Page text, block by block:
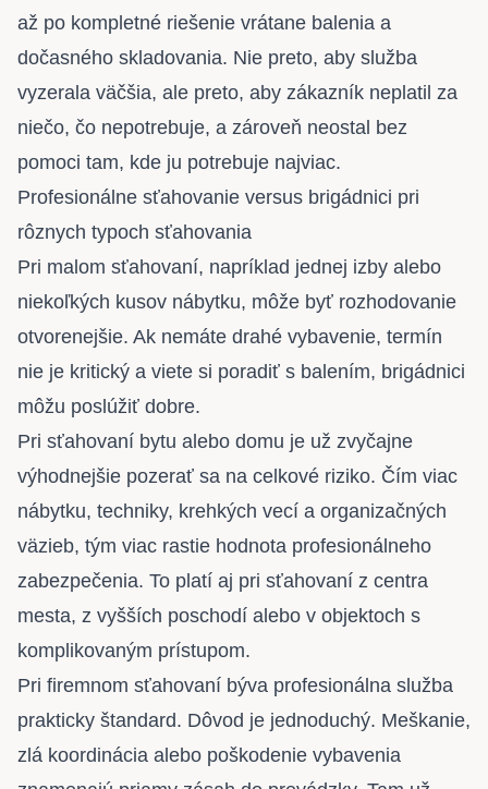
až po kompletné riešenie vrátane balenia a
dočasného skladovania. Nie preto, aby služba
vyzerala väčšia, ale preto, aby zákazník neplatil za
niečo, čo nepotrebuje, a zároveň neostal bez
pomoci tam, kde ju potrebuje najviac.
Profesionálne sťahovanie versus brigádnici pri
rôznych typoch sťahovania
Pri malom sťahovaní, napríklad jednej izby alebo
niekoľkých kusov nábytku, môže byť rozhodovanie
otvorenejšie. Ak nemáte drahé vybavenie, termín
nie je kritický a viete si poradiť s balením, brigádnici
môžu poslúžiť dobre.
Pri sťahovaní bytu alebo domu je už zvyčajne
výhodnejšie pozerať sa na celkové riziko. Čím viac
nábytku, techniky, krehkých vecí a organizačných
väzieb, tým viac rastie hodnota profesionálneho
zabezpečenia. To platí aj pri sťahovaní z centra
mesta, z vyšších poschodí alebo v objektoch s
komplikovaným prístupom.
Pri firemnom sťahovaní býva profesionálna služba
prakticky štandard. Dôvod je jednoduchý. Meškanie,
zlá koordinácia alebo poškodenie vybavenia